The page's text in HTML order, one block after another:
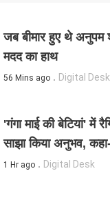
जब बीमार हुए थे अनुपम
मदद का हाथ
56 Mins ago Digital Desk
'गंगा माई की बेटियां' में
साझा किया अनुभव,
1 Hr ago Digital Desk